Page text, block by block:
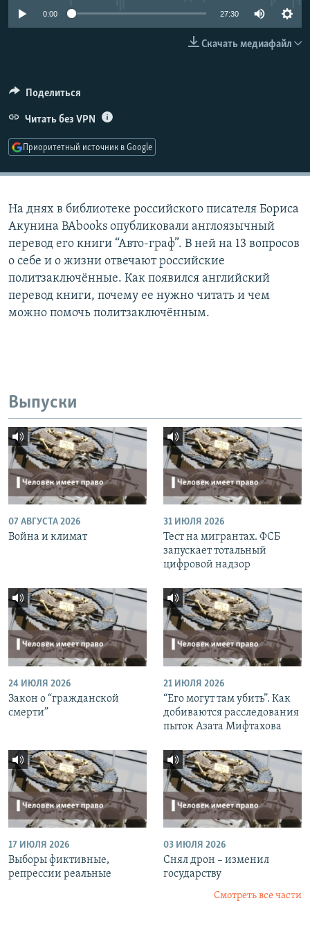
РАСПИСАНИЕ ВЕЩАНИЯ
0:00 27:30
Скачать медиафайл
Поделиться
Читать без VPN
Приоритетный источник в Google
На днях в библиотеке российского писателя Бориса
Акунина BAbooks опубликовали англоязычный
перевод его книги “Авто-граф”. В ней на 13 вопросов
о себе и о жизни отвечают российские
политзаключённые. Как появился английский
перевод книги, почему ее нужно читать и чем
можно помочь политзаключённым.
Выпуски
07 АВГУСТА 2026
Война и климат
31 ИЮЛЯ 2026
Тест на мигрантах. ФСБ
запускает тотальный
цифровой надзор
24 ИЮЛЯ 2026
Закон о “гражданской
смерти”
21 ИЮЛЯ 2026
“Его могут там убить”. Как
добиваются расследования
пыток Азата Мифтахова
17 ИЮЛЯ 2026
Выборы фиктивные,
репрессии реальные
03 ИЮЛЯ 2026
Снял дрон – изменил
государству
Смотреть все части